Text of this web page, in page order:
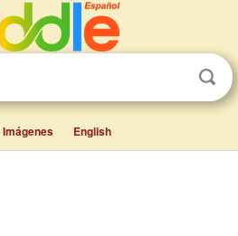
Imágenes English